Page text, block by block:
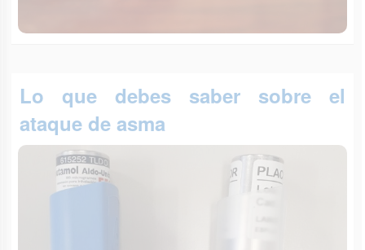
Lo que debes saber sobre el
ataque de asma